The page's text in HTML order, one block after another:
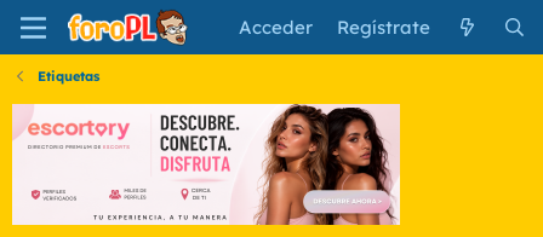
Acceder Regístrate
Etiquetas